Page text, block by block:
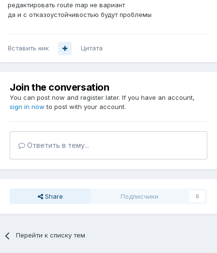
редактировать route map не вариант
да и с отказоустойчивостью будут проблемы
Вставить ник Цитата
Join the conversation
You can post now and register later. If you have an account,
sign in now to post with your account.
Ответить в тему...
Share Подписчики 0
Перейти к списку тем